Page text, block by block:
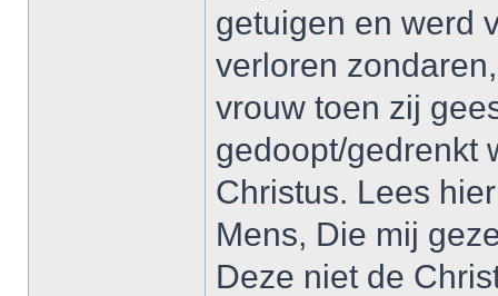
getuigen en werd
verloren
vrouw toen zij
gedoopt/gedrenkt
Christus. Lees
Mens, Die mij
Deze niet de